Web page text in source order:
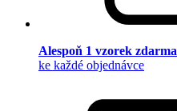
Alespoň 1 vzorek zdarma
ke každé objednávce